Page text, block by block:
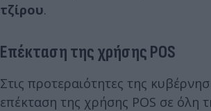
τζίρου.
Επέκταση της χρήσης POS
Στις προτεραιότητες της
επέκταση της χρήσης POS σε όλη